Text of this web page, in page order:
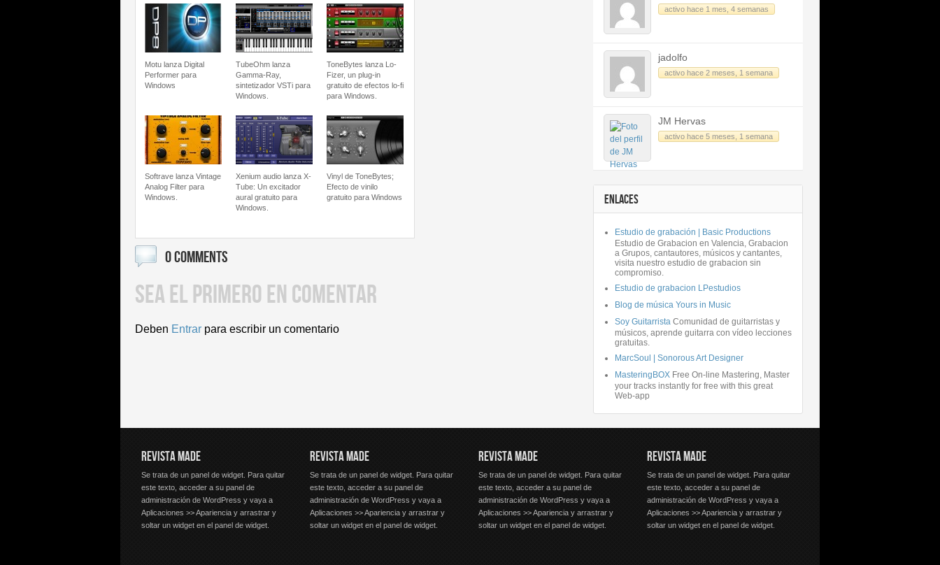
Motu lanza Digital
Performer para
Windows
TubeOhm lanza
Gamma-Ray,
sintetizador VSTi para
Windows.
ToneBytes lanza Lo-
Fizer, un plug-in
gratuito de efectos lo-fi
para Windows.
Softrave lanza Vintage
Analog Filter para
Windows.
Xenium audio lanza X-
Tube: Un excitador
aural gratuito para
Windows.
Vinyl de ToneBytes;
Efecto de vinilo
gratuito para Windows
0 COMMENTS
SEA EL PRIMERO EN COMENTAR
Deben Entrar para escribir un comentario
activo hace 1 mes, 4 semanas
jadolfo
activo hace 2 meses, 1 semana
JM Hervas
activo hace 5 meses, 1 semana
ENLACES
Estudio de grabación | Basic Productions
Estudio de Grabacion en Valencia, Grabacion
a Grupos, cantautores, músicos y cantantes,
visita nuestro estudio de grabacion sin
compromiso.
Estudio de grabacion LPestudios
Blog de música Yours in Music
Soy Guitarrista Comunidad de guitarristas y
músicos, aprende guitarra con vídeo lecciones
gratuitas.
MarcSoul | Sonorous Art Designer
MasteringBOX Free On-line Mastering, Master
your tracks instantly for free with this great
Web-app
REVISTA MADE
Se trata de un panel de widget. Para quitar
este texto, acceder a su panel de
administración de WordPress y vaya a
Aplicaciones >> Apariencia y arrastrar y
soltar un widget en el panel de widget.
REVISTA MADE
Se trata de un panel de widget. Para quitar
este texto, acceder a su panel de
administración de WordPress y vaya a
Aplicaciones >> Apariencia y arrastrar y
soltar un widget en el panel de widget.
REVISTA MADE
Se trata de un panel de widget. Para quitar
este texto, acceder a su panel de
administración de WordPress y vaya a
Aplicaciones >> Apariencia y arrastrar y
soltar un widget en el panel de widget.
REVISTA MADE
Se trata de un panel de widget. Para quitar
este texto, acceder a su panel de
administración de WordPress y vaya a
Aplicaciones >> Apariencia y arrastrar y
soltar un widget en el panel de widget.